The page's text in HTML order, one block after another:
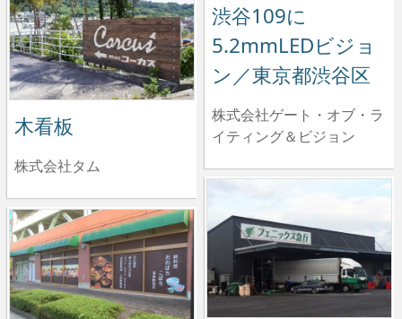
渋谷109に
5.2mmLEDビジョ
ン／東京都渋谷区
株式会社ゲート・オブ・ラ
イティング＆ビジョン
木看板
株式会社タム